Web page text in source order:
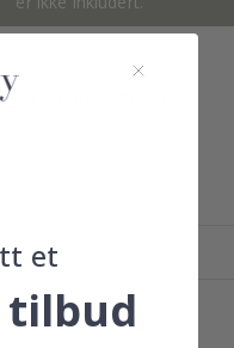
et
tilbud